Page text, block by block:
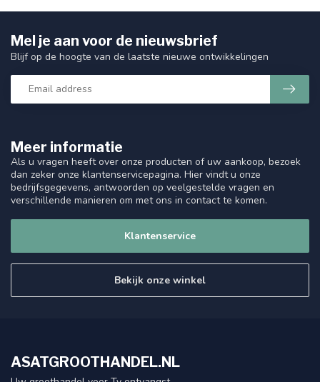
Meer informatie
Als u vragen heeft over onze producten of uw aankoop, bezoek
dan zeker onze klantenservicepagina. Hier vindt u onze
bedrijfsgegevens, antwoorden op veelgestelde vragen en
verschillende manieren om met ons in contact te komen.
Klantenservice
Bekijk onze winkel
Mel je aan voor de nieuwsbrief
Blijf op de hoogte van de laatste nieuwe ontwikkelingen
ASATGROOTHANDEL.NL